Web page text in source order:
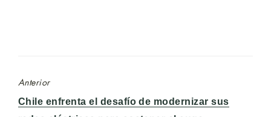
Anterior
Entrada
Chile enfrenta el desafío de modernizar sus